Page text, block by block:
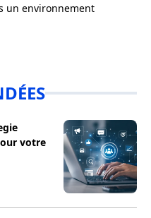
un environnement
votre